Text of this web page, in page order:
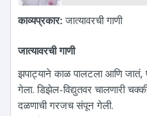
काव्यप्रकार:जात्यावरची गाणी
जात्यावरची गाणी
झपाट्याने काळ पालटला आणि जातं,
गेला. डिझेल-विद्युतवर चालणारी
दळणाची गरजच संपून गेली.